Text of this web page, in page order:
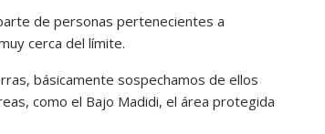
de personas pertenecientes a
cerca del límite.
básicamente sospechamos de ellos
como el Bajo Madidi, el área protegida